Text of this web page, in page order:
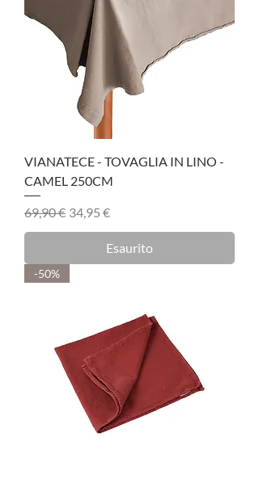
VIANATECE - TOVAGLIA IN LINO -
CAMEL 250CM
Prezzo regolare
69,90 € Prezzo scontato
34,95 €
Esaurito
-50%